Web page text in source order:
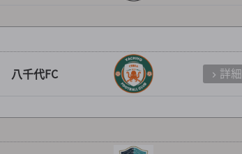
八千代FC 詳細